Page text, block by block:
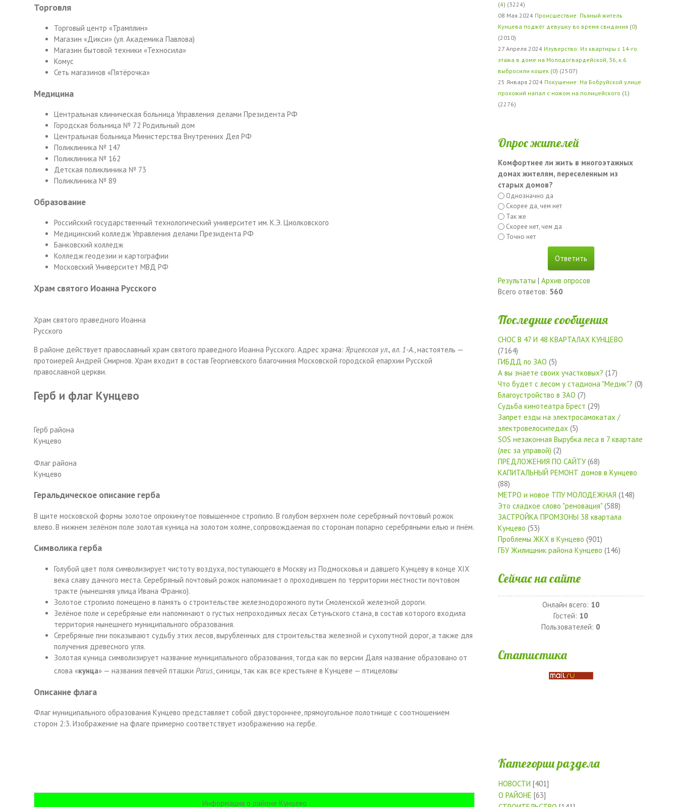
Торговля
Торговый центр «Трамплин»
Магазин «Дикси» (ул. Академика Павлова)
Магазин бытовой техники «Техносила»
Комус
Сеть магазинов «Пятёрочка»
Медицина
Центральная клиническая больница Управления делами Президента РФ
Городская больница № 72 Родильный дом
Центральная больница Министерства Внутренних Дел РФ
Поликлиника № 147
Поликлиника № 162
Детская поликлиника № 73
Поликлиника № 89
Образование
Российский государственный технологический университет им. К.Э. Циолковского
Медицинский колледж Управления делами Президента РФ
Банковский колледж
Колледж геодезии и картографии
Московский Университет МВД РФ
Храм святого Иоанна Русского
Храм святого праведного Иоанна
Русского
В районе действует православныйхрам святого праведного Иоанна Русского. Адрес храма:Ярцевская ул., вл. 1-А., настоятель —
протоиерей Андрей Смирнов. Храм входит в состав Георгиевского благочиния Московской городской епархии Русской
православной церкви.
Герб и флаг Кунцево
Герб района
Кунцево
Флаг района
Кунцево
Геральдическое описание герба
В щите московской формы золотое опрокинутое повышенное стропило. В голубом верхнем поле серебряный почтовый рожок
влево. В нижнем зелёном поле золотая куница на золотом холме, сопровождаемая по сторонам попарно серебряными елью и пнём.
Символика герба
Голубой цвет поля символизирует чистоту воздуха, поступающего в Москву из Подмосковья и давшего Кунцеву в конце XIX
века славу дачного места. Серебряный почтовый рожок напоминает о проходившем по территории местности почтовом
тракте (нынешняя улица Ивана Франко).
Золотое стропило помещено в память о строительстве железнодорожного пути Смоленской железной дороги.
Зелёное поле и серебряные ели напоминают о густых непроходимых лесах Сетуньского стана, в состав которого входила
территория нынешнего муниципального образования.
Серебряные пни показывают судьбу этих лесов, вырубленных для строительства железной и сухопутной дорог, а также для
получения древесного угля.
Золотая куница символизирует название муниципального образования, тогда как по версии Даля название образовано от
слова «кунца» — названия певчей пташкиParus, синицы, так как все крестьяне в Кунцеве — птицеловы.
Описание флага
Флаг муниципального образования Кунцево представляет собой двустороннее, прямоугольное полотнище с соотношением
сторон 2:3. Изображение на флаге примерно соответствует изображению на гербе.
Информация о районе Кунцево
(4) (3224)
08 Мая 2024 Происшествие: Пьяный житель
Кунцева поджёг девушку во время свидания (0)
(2010)
27 Апреля 2024 Изуверство: Из квартиры с 14-го
этажа в доме на Молодогвардейской, 36, к.6
выбросили кошек (0) (2507)
25 Января 2024 Покушение: На Бобруйской улице
прохожий напал с ножом на полицейского (1)
(2276)
Опрос жителей
Комфортнее ли жить в многоэтажных
домах жителям, переселенным из
старых домов?
Однозначно да
Скорее да, чем нет
Так же
Скорее нет, чем да
Точно нет
Результаты | Архив опросов
Всего ответов: 560
Последние сообщения
СНОС В 47 И 48 КВАРТАЛАХ КУНЦЕВО
(7164)
ГИБДД по ЗАО (5)
А вы знаете своих участковых? (17)
Что будет с лесом у стадиона "Медик"? (0)
Благоустройство в ЗАО (7)
Судьба кинотеатра Брест (29)
Запрет езды на электросамокатах /
электровелосипедах (5)
SOS незаконная Вырубка леса в 7 квартале
(лес за управой) (2)
ПРЕДЛОЖЕНИЯ ПО САЙТУ(68)
КАПИТАЛЬНЫЙ РЕМОНТ домов в Кунцево
(88)
МЕТРО и новое ТПУ МОЛОДЕЖНАЯ (148)
Это сладкое слово "реновация"(588)
ЗАСТРОЙКА ПРОМЗОНЫ 38 квартала
Кунцево (53)
Проблемы ЖКХ в Кунцево (901)
ГБУ Жилищник района Кунцево (146)
Сейчас на сайте
Онлайн всего: 10
Гостей: 10
Пользователей: 0
Статистика
Категории раздела
НОВОСТИ [401]
О РАЙОНЕ [63]